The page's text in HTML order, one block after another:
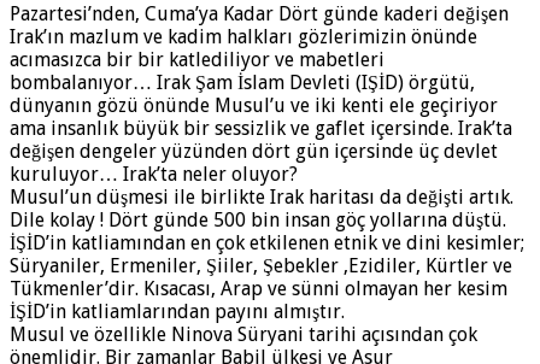
Pazartesi’nden, Cuma’ya Kadar Dört günde kaderi değişen
Irak’ın mazlum ve kadim halkları gözlerimizin önünde
acımasızca bir bir katlediliyor ve mabetleri
bombalanıyor… Irak Şam İslam Devleti (IŞİD) örgütü,
dünyanın gözü önünde Musul’u ve iki kenti ele geçiriyor
ama insanlık büyük bir sessizlik ve gaflet içersinde. Irak’ta
değişen dengeler yüzünden dört gün içersinde üç devlet
kuruluyor… Irak’ta neler oluyor?
Musul’un düşmesi ile birlikte Irak haritası da değişti artık.
Dile kolay ! Dört günde 500 bin insan göç yollarına düştü.
İŞİD’in katliamından en çok etkilenen etnik ve dini kesimler;
Süryaniler, Ermeniler, Şiiler, Şebekler ,Ezidiler, Kürtler ve
Tükmenler’dir. Kısacası, Arap ve sünni olmayan her kesim
İŞİD’in katliamlarından payını almıştır.
Musul ve özellikle Ninova Süryani tarihi açısından çok
önemlidir. Bir zamanlar Babil ülkesi ve Asur